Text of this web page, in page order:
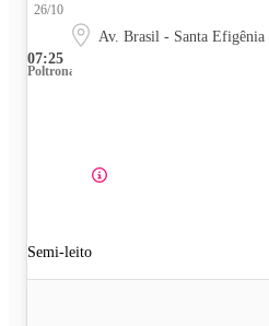
07:25
26/10
Av. Brasil - Santa Efigênia
Poltrona
Semi-leito